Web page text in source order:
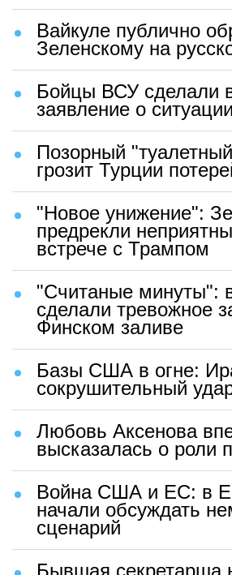
Вайкуле публично
Зеленскому на
Бойцы ВСУ сделали
заявление о
Позорный
грозит Турции
"Новое унижение":
предрекли
встрече с Трампом
"Считаные минуты":
сделали тревожное
Финском заливе
Базы США в огне:
сокрушительный
Любовь Аксенова
высказалась о роли
Война США и ЕС: в
начали обсуждать
сценарий